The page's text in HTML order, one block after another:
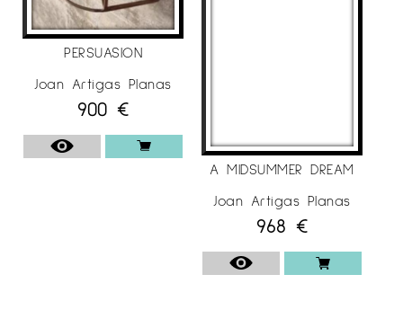
PERSUASION
Joan Artigas Planas
900 €
A MIDSUMMER DREAM
Joan Artigas Planas
968 €